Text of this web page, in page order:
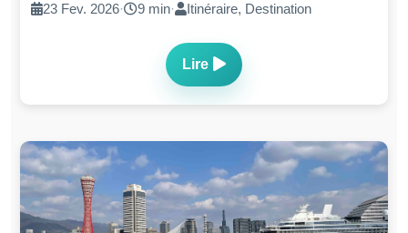
23 Fev. 2026· 9 min· Itinéraire, Destination
Lire